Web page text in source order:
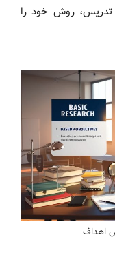
روش خود را
اهداف